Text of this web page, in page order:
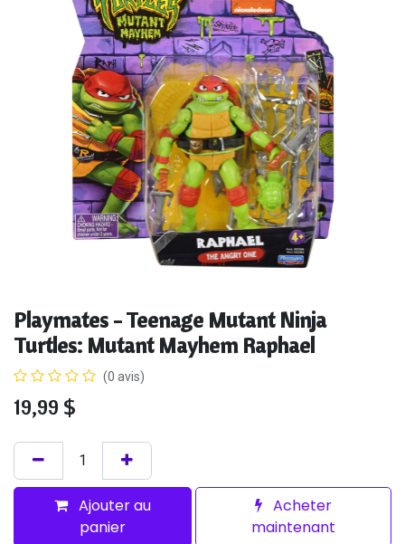
Playmates - Teenage Mutant Ninja
Turtles: Mutant Mayhem Raphael
(0 avis)
19,99 $
Ajouter au
panier
Acheter
maintenant